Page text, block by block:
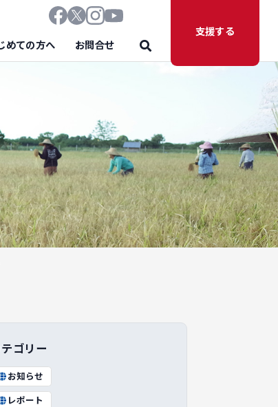
めての方へ お問合せ
支援する
ゴリー
お知らせ
レポート